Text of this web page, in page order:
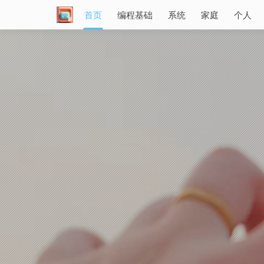
首页 编程基础 系统 家庭 个人